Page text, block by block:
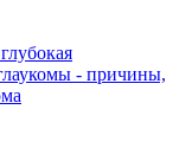
- причины,